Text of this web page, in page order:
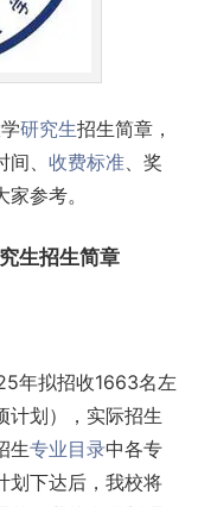
研究生招生简章，
、 收费标准、奖
参考。
生招生简章
年拟招收1663名左
计划），实际招生
生专业目录中各专
划下达后，我校将